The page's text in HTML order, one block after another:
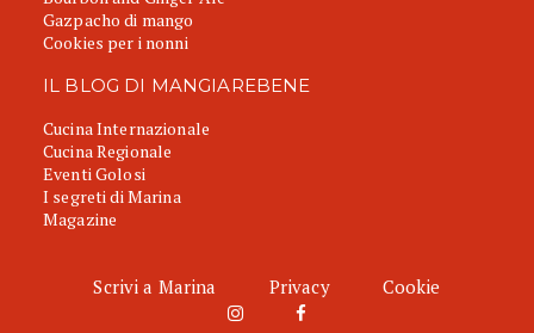
Gazpacho di mango
Cookies per i nonni
IL BLOG DI MANGIAREBENE
Cucina Internazionale
Cucina Regionale
Eventi Golosi
I segreti di Marina
Magazine
Scrivi a Marina Privacy Cookie